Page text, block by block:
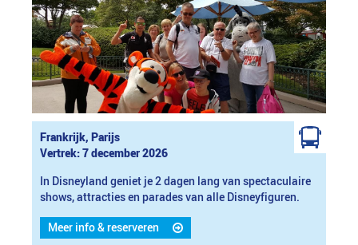
Frankrijk, Parijs
Vertrek: 7 december 2026
In Disneyland geniet je 2 dagen lang van spectaculaire
shows, attracties en parades van alle Disneyfiguren.
Meer info & reserveren